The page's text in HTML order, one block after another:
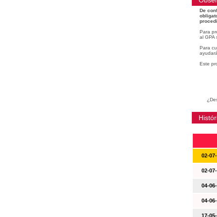
De
Para
al GPA
Para
Este
02-
02-
04-
04-
17-